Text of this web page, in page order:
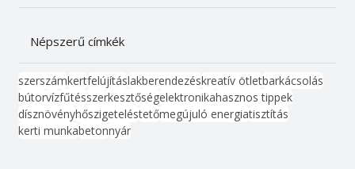
Népszerű címkék
szerszámkertfelújításlakberendezéskreatív ötletbarkácsolás
bútorvízfűtésszerkesztőségelektronikahasznos tippek
dísznövényhőszigeteléstetőmegújuló energiatisztítás
kerti munkabetonnyár